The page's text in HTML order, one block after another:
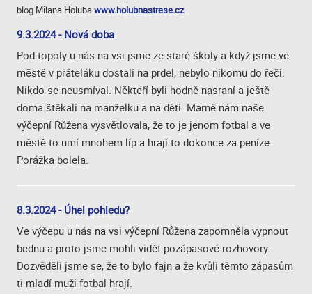
blog Milana Holubawww.holubnastrese.cz
9.3.2024 - Nová doba
Pod topoly u nás na vsi jsme ze staré školy a když jsme ve
městě v přáteláku dostali na prdel, nebylo nikomu do řeči.
Nikdo se neusmíval. Někteří byli hodně nasraní a ještě
doma štěkali na manželku a na děti. Marně nám naše
výčepní Růžena vysvětlovala, že to je jenom fotbal a ve
městě to umí mnohem líp a hrají to dokonce za peníze.
Porážka bolela.
8.3.2024 - Úhel pohledu?
Ve výčepu u nás na vsi výčepní Růžena zapomněla vypnout
bednu a proto jsme mohli vidět pozápasové rozhovory.
Dozvěděli jsme se, že to bylo fajn a že kvůli těmto zápasům
ti mladí muži fotbal hrají.